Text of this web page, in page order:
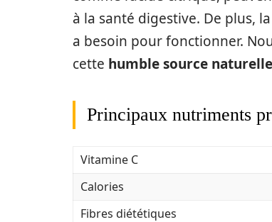
à la santé digestive. De plus,
a besoin pour fonctionner.
cette humble source naturelle
Principaux nutriments
Vitamine C
Calories
Fibres diététiques